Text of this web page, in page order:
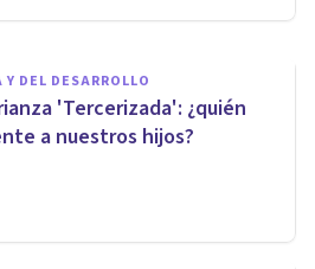
DEL DESARROLLO
'Tercerizada': ¿quién
a nuestros hijos?